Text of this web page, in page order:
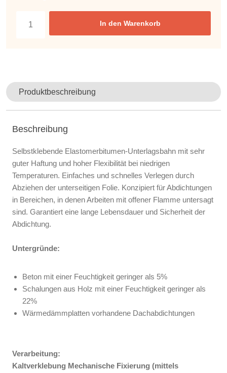
In den Warenkorb
Produktbeschreibung
Beschreibung
Selbstklebende Elastomerbitumen-Unterlagsbahn mit sehr
guter Haftung und hoher Flexibilität bei niedrigen
Temperaturen. Einfaches und schnelles Verlegen durch
Abziehen der unterseitigen Folie. Konzipiert für Abdichtungen
in Bereichen, in denen Arbeiten mit offener Flamme untersagt
sind. Garantiert eine lange Lebensdauer und Sicherheit der
Abdichtung.
Untergründe:
Beton mit einer Feuchtigkeit geringer als 5%
Schalungen aus Holz mit einer Feuchtigkeit geringer als
22%
Wärmedämmplatten vorhandene Dachabdichtungen
Verarbeitung:
Kaltverklebung Mechanische Fixierung (mittels